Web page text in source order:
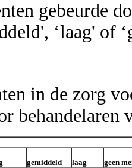
gebeurde
‘laag' of
in de zorg
behandelaren
gemiddeld laag
geen